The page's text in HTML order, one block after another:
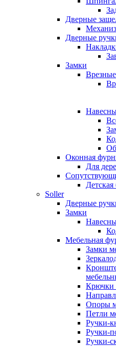
Дверные
Дверные
Замки
Оконная
Для
Детская
Soller
Дверные
Замки
Мебельная
Замки
Крючки
Опоры
Петли
Ручки-
Ручки-
Ручки-